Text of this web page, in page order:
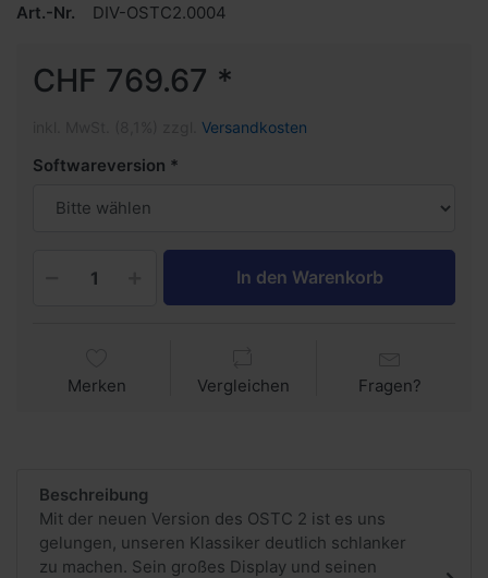
Art.-Nr.
DIV-OSTC2.0004
CHF 769.67 *
Versandkosten
Softwareversion
In den Warenkorb
Merken Vergleichen Fragen?
Beschreibung
Mit der neuen Version des OSTC 2 ist es uns
gelungen, unseren Klassiker deutlich schlanker
zu machen. Sein großes Display und seinen